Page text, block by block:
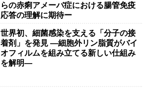
らの赤痢アメーバ症における腸管免疫
応答の理解に期待ー
世界初、細菌感染を支える「分子の接
着剤」を発見 ―細胞外リン脂質がバイ
オフィルムを組み立てる新しい仕組み
を解明―